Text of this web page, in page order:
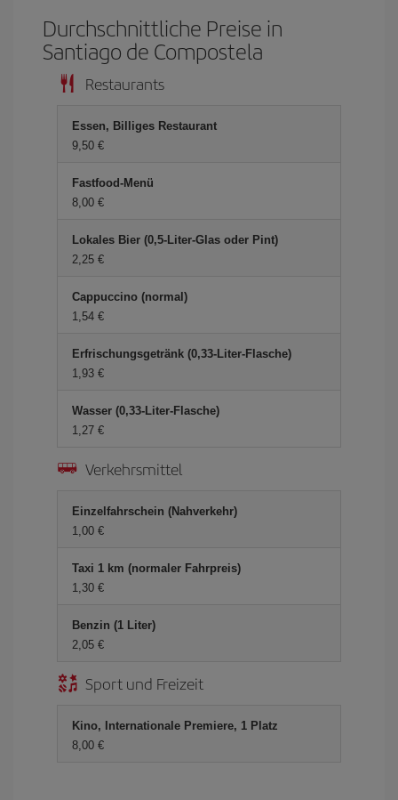
Durchschnittliche Preise in
Santiago de Compostela
Restaurants
Essen, Billiges Restaurant
9,50 €
Fastfood-Menü
8,00 €
Lokales Bier (0,5-Liter-Glas oder Pint)
2,25 €
Cappuccino (normal)
1,54 €
Erfrischungsgetränk (0,33-Liter-Flasche)
1,93 €
Wasser (0,33-Liter-Flasche)
1,27 €
Verkehrsmittel
Einzelfahrschein (Nahverkehr)
1,00 €
Taxi 1 km (normaler Fahrpreis)
1,30 €
Benzin (1 Liter)
2,05 €
Sport und Freizeit
Kino, Internationale Premiere, 1 Platz
8,00 €